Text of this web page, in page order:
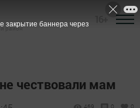
район
чествовали мам
закрытие баннера через